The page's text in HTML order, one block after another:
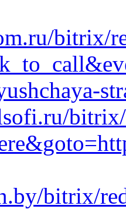
bitrix/
bitrix/